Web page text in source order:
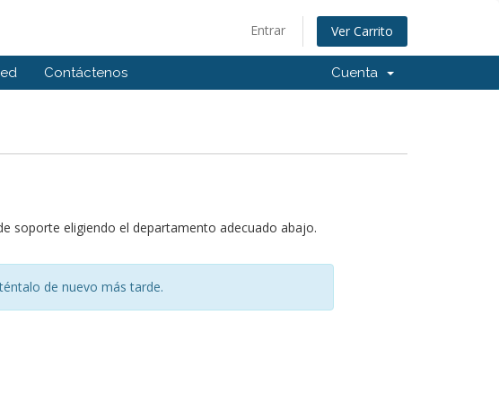
Entrar Ver Carrito
Contáctenos Cuenta
soporte eligiendo el departamento adecuado abajo.
de nuevo más tarde.